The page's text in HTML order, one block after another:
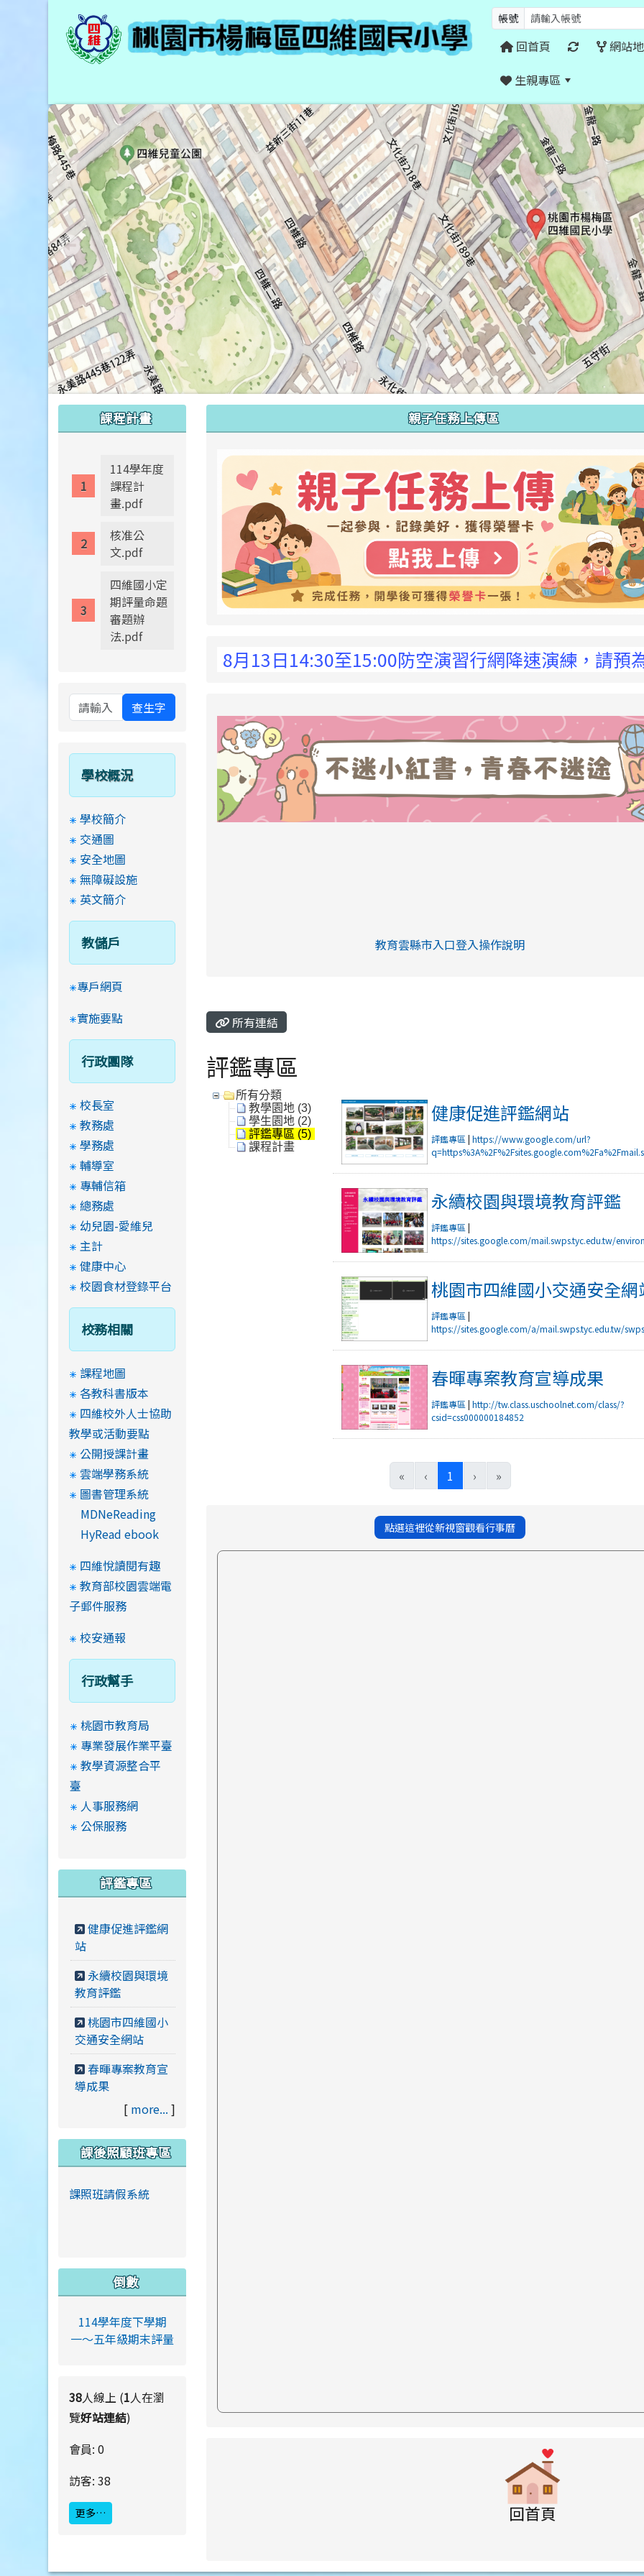
帳號
回首頁 網站
生親專區
親子任務上傳區
8月13日14:30至15:00防空演習行網降速演練，請預為因應，詳
link to https://eliteracy.edu.tw/
link to https://eliteracy.edu.tw/Shorts/
教育雲縣市入口登入操作說明
link to https://eliteracy.edu.tw/
所有連結
評鑑專區
所有分類
教學園地 (3)
學生園地 (2)
評鑑專區 (5)
課程計畫
健康促進評鑑網站
健康促進評鑑網站
評鑑專區 |https://www.google.com/url?
永續校園與環境教育評鑑
永續校園與環境教育評鑑
評鑑專區 |
https://sites.google.com/mail.swps.tyc.edu.tw/
桃園市四維國小交通安全網站
桃園市四維國小交通安全網
評鑑專區 |
https://sites.google.com/a/mail.swps.tyc.edu.tw/
春暉專案教育宣導成果
春暉專案教育宣導成果
評鑑專區 |http://tw.class.uschoolnet.com/class/?
csid=css000000184852
« ‹ 1 (current)
› »
點選這裡從新視窗觀看行事曆
link to
課程計畫
114學年度
課程計
畫.pdf
核准公
文.pdf
四維國小定
期評量命題
審題辦
法.pdf
查生字
學校概況
學校簡介
交通圖
安全地圖
無障礙設施
英文簡介
教儲戶
專戶網頁
實施要點
行政團隊
校長室
教務處
學務處
輔導室
專輔信箱
總務處
幼兒園-愛維兒
主計
健康中心
校園食材登錄平台
校務相關
課程地圖
各教科書版本
四維校外人士協助
教學或活動要點
公開授課計畫
雲端學務系統
圖書管理系統
MDNeReading
HyRead ebook
四維悅讀閱有趣
教育部校園雲端電
子郵件服務
校安通報
行政幫手
桃園市教育局
專業發展作業平臺
教學資源整合平
臺
人事服務網
公保服務
評鑑專區
健康促進評鑑網
站
永續校園與環境
教育評鑑
桃園市四維國小
交通安全網站
春暉專案教育宣
導成果
[ more... ]
課後照顧班專區
課照班請假系統
倒數
114學年度下學期
一～五年級期末評量
38人線上 (1人在瀏
覽好站連結)
會員: 0
訪客: 38
更多…